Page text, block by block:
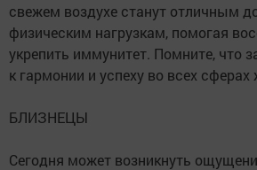
свежем воздухе станут отличным
физическим нагрузкам, помогая
укрепить иммунитет. Помните, что
к гармонии и успеху во всех сферах
БЛИЗНЕЦЫ
Сегодня может возникнуть